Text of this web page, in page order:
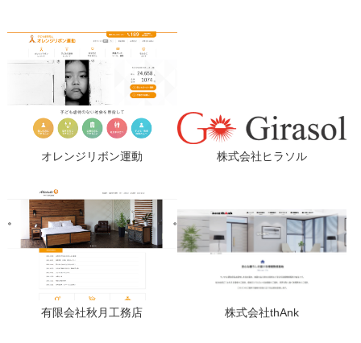
オレンジリボン運動 株式会社ヒラソル
有限会社秋月工務店 株式会社thAnk